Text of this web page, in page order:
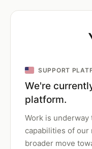
SUPPORT
We're
platform.
Work is
capabilities of our
broader move